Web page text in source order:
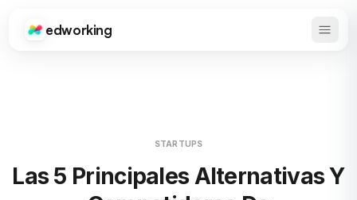
Edworking
edworking Abrir
STARTUPS
Las 5 Principales Alternativas Y